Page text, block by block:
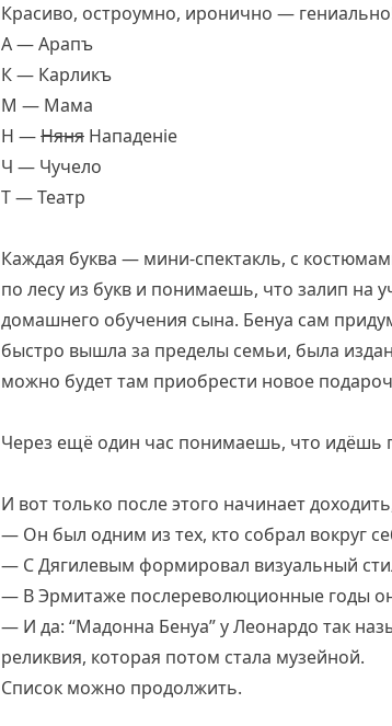
Красиво, остроумно, иронично —
А — Арапъ
К — Карликъ
М — Мама
Н —Няня Нападенie
Ч — Чучело
Т — Театр
Каждая буква — мини-спектакль, с
по лесу из букв и понимаешь, что залип на
домашнего обучения сына. Бенуа сам
быстро вышла за пределы семьи, была
можно будет там приобрести новое
Через ещё один час понимаешь, что идёшь
И вот только после этого начинает
— Он был одним из тех, кто собрал вокруг
— С Дягилевым формировал визуальный
— В Эрмитаже послереволюционные годы
— И да: “Мадонна Бенуа” у Леонардо так
реликвия, которая потом стала музейной.
Список можно продолжить.